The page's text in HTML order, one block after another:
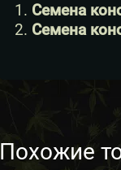
Семена
Семена
Похожие